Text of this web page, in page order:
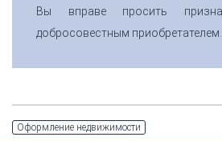
Вы вправе просить
добросовестным приобретателем.
Оформление недвижимости